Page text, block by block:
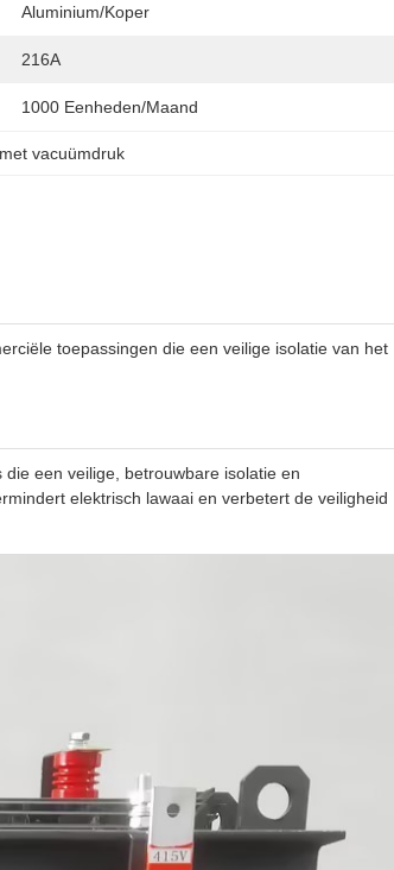
Aluminium/koper
216A
1000 Eenheden/maand
vacuümdruk
toepassingen die een veilige isolatie van het
een veilige, betrouwbare isolatie en
elektrisch lawaai en verbetert de veiligheid